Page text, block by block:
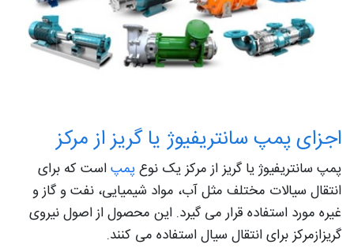
اجزای پمپ سانتریفیوژ یا گریز از مرکز
پمپ سانتریفیوژ یا گریز از مرکز یک نوعپمپاست که برای
انتقال سیالات مختلف مثل آب، مواد شیمیایی، نفت و گاز و
غیره مورد استفاده قرار می گیرد. این محصول از اصول نیروی
گریزازمرکز برای انتقال سیال استفاده می کنند.